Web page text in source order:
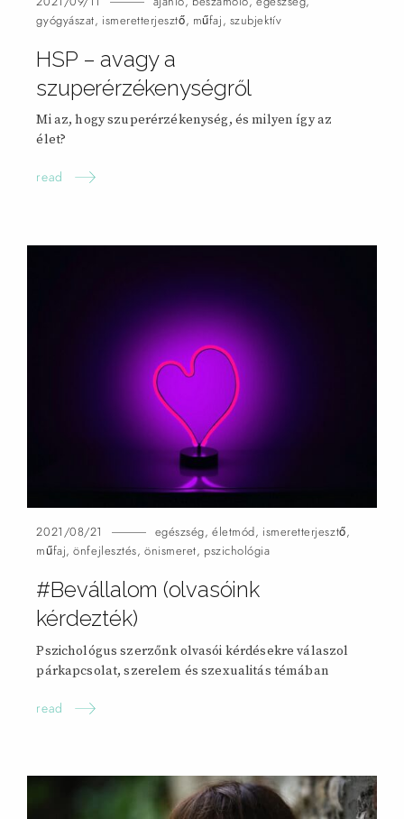
gyógyászat, ismeretterjesztő, műfaj, szubjektív
HSP – avagy a
szuperérzékenységről
Mi az, hogy szuperérzékenység, és milyen így az
élet?
read
2021/08/21 egészség,életmód, ismeretterjesztő,
műfaj,önfejlesztés,önismeret, pszichológia
#Bevállalom (olvasóink
kérdezték)
Pszichológus szerzőnk olvasói kérdésekre válaszol
párkapcsolat, szerelem és szexualitás témában
read